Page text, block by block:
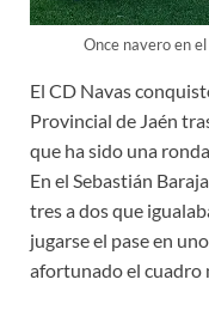
Once navero en
El CD Navas
Provincial de Jaén
que ha sido una
En el Sebastián
tres a dos que
jugarse el pase en
afortunado el cuadro